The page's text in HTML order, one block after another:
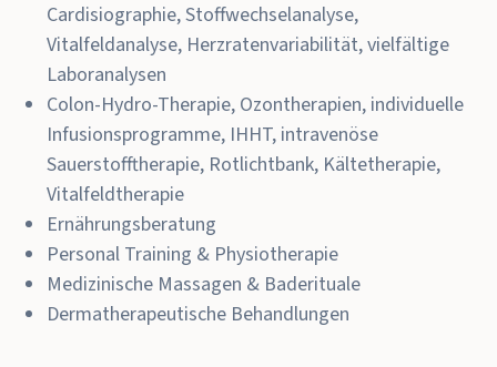
Cardisiographie, Stoffwechselanalyse,
Vitalfeldanalyse, Herzratenvariabilität, vielfältige
Laboranalysen
Colon-Hydro-Therapie, Ozontherapien, individuelle
Infusionsprogramme, IHHT, intravenöse
Sauerstofftherapie, Rotlichtbank, Kältetherapie,
Vitalfeldtherapie
Ernährungsberatung
Personal Training & Physiotherapie
Medizinische Massagen & Baderituale
Dermatherapeutische Behandlungen